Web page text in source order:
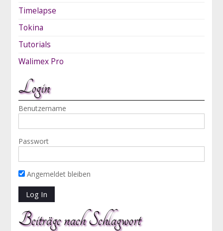
Timelapse
Tokina
Tutorials
Walimex Pro
Login
Benutzername
Passwort
Angemeldet bleiben
Beiträge nach Schlagwort